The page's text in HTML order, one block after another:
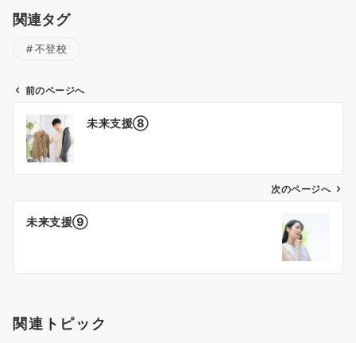
関連タグ
不登校
投
稿
ナ
ゲ
シ
ン
前のページへ
未来支援⑧
次のページへ
未来支援⑨
関連トピック